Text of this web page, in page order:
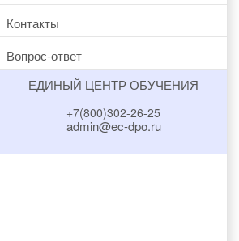
Контакты
Вопрос-ответ
ЕДИНЫЙ ЦЕНТР ОБУЧЕНИЯ
+7(800)302-26-25
admin@ec-dpo.ru